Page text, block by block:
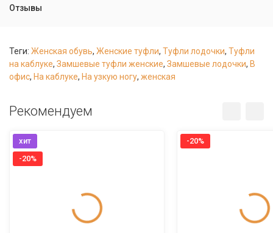
Отзывы
Теги: Женская обувь, Женские туфли, Туфли лодочки, Туфли
на каблуке, Замшевые туфли женские, Замшевые лодочки, В
офис, На каблуке, На узкую ногу, женская
Рекомендуем
хит
-20%
-20%